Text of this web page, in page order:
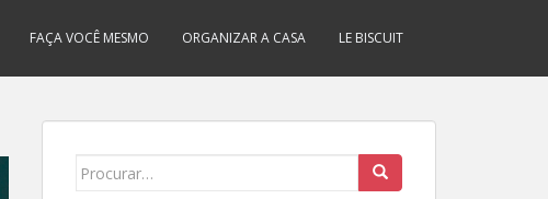
FAÇA VOCÊ MESMO ORGANIZAR A CASA LE BISCUIT
Search